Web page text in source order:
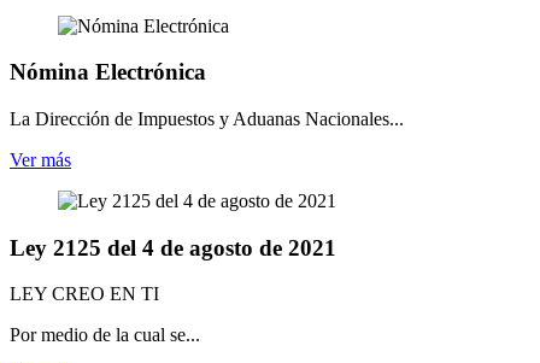
Nómina Electrónica
La Dirección de Impuestos y Aduanas Nacionales...
Ver más
Ley 2125 del 4 de agosto de 2021
LEY CREO EN TI
Por medio de la cual se...